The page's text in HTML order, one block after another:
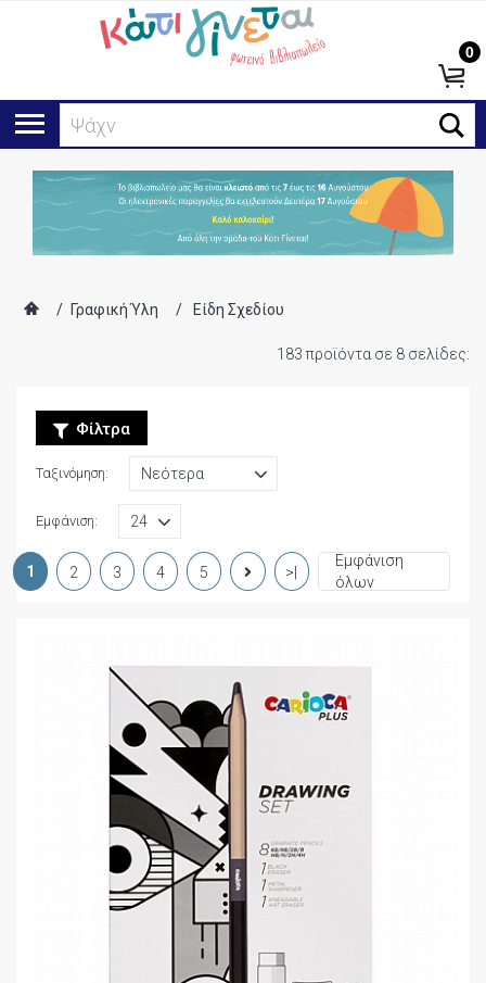
Ανα
0
/ Γραφική Ύλη / Είδη Σχεδίου
183 προϊόντα σε 8 σελίδες:
Φίλτρα
Ταξινόμηση:
Εμφάνιση:
1 2 3 4 5 >|
Εμφάνιση
όλων